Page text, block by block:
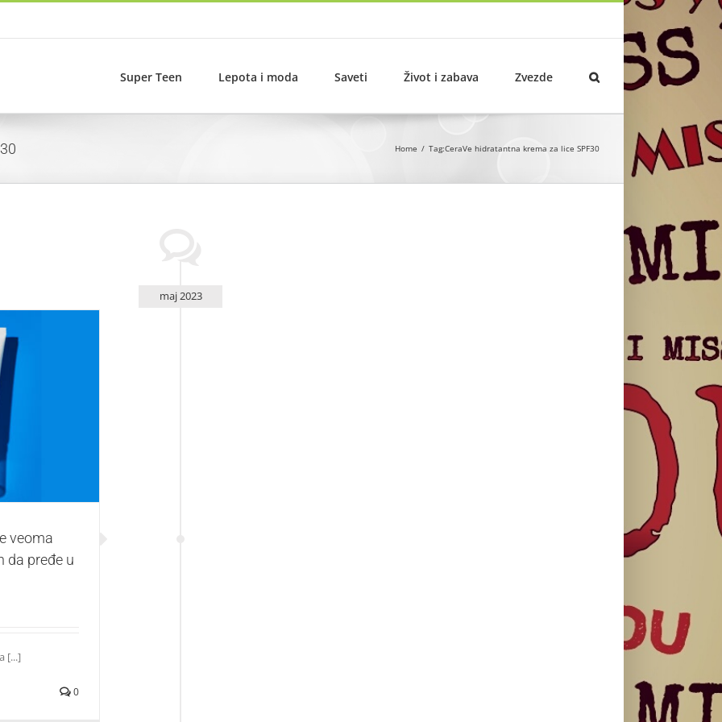
Super Teen Lepota i moda Saveti Život i zabava Zvezde
Home Tag:CeraVe hidratantna krema za lice SPF30
maj 2023
a treba vam
veoma
da pređe u
[...]
0